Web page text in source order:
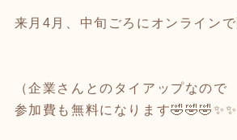
来月4月、中旬ごろにオンラインで
（企業さんとのタイアップなので
参加費も無料になります🤣🤣🤣✨✨